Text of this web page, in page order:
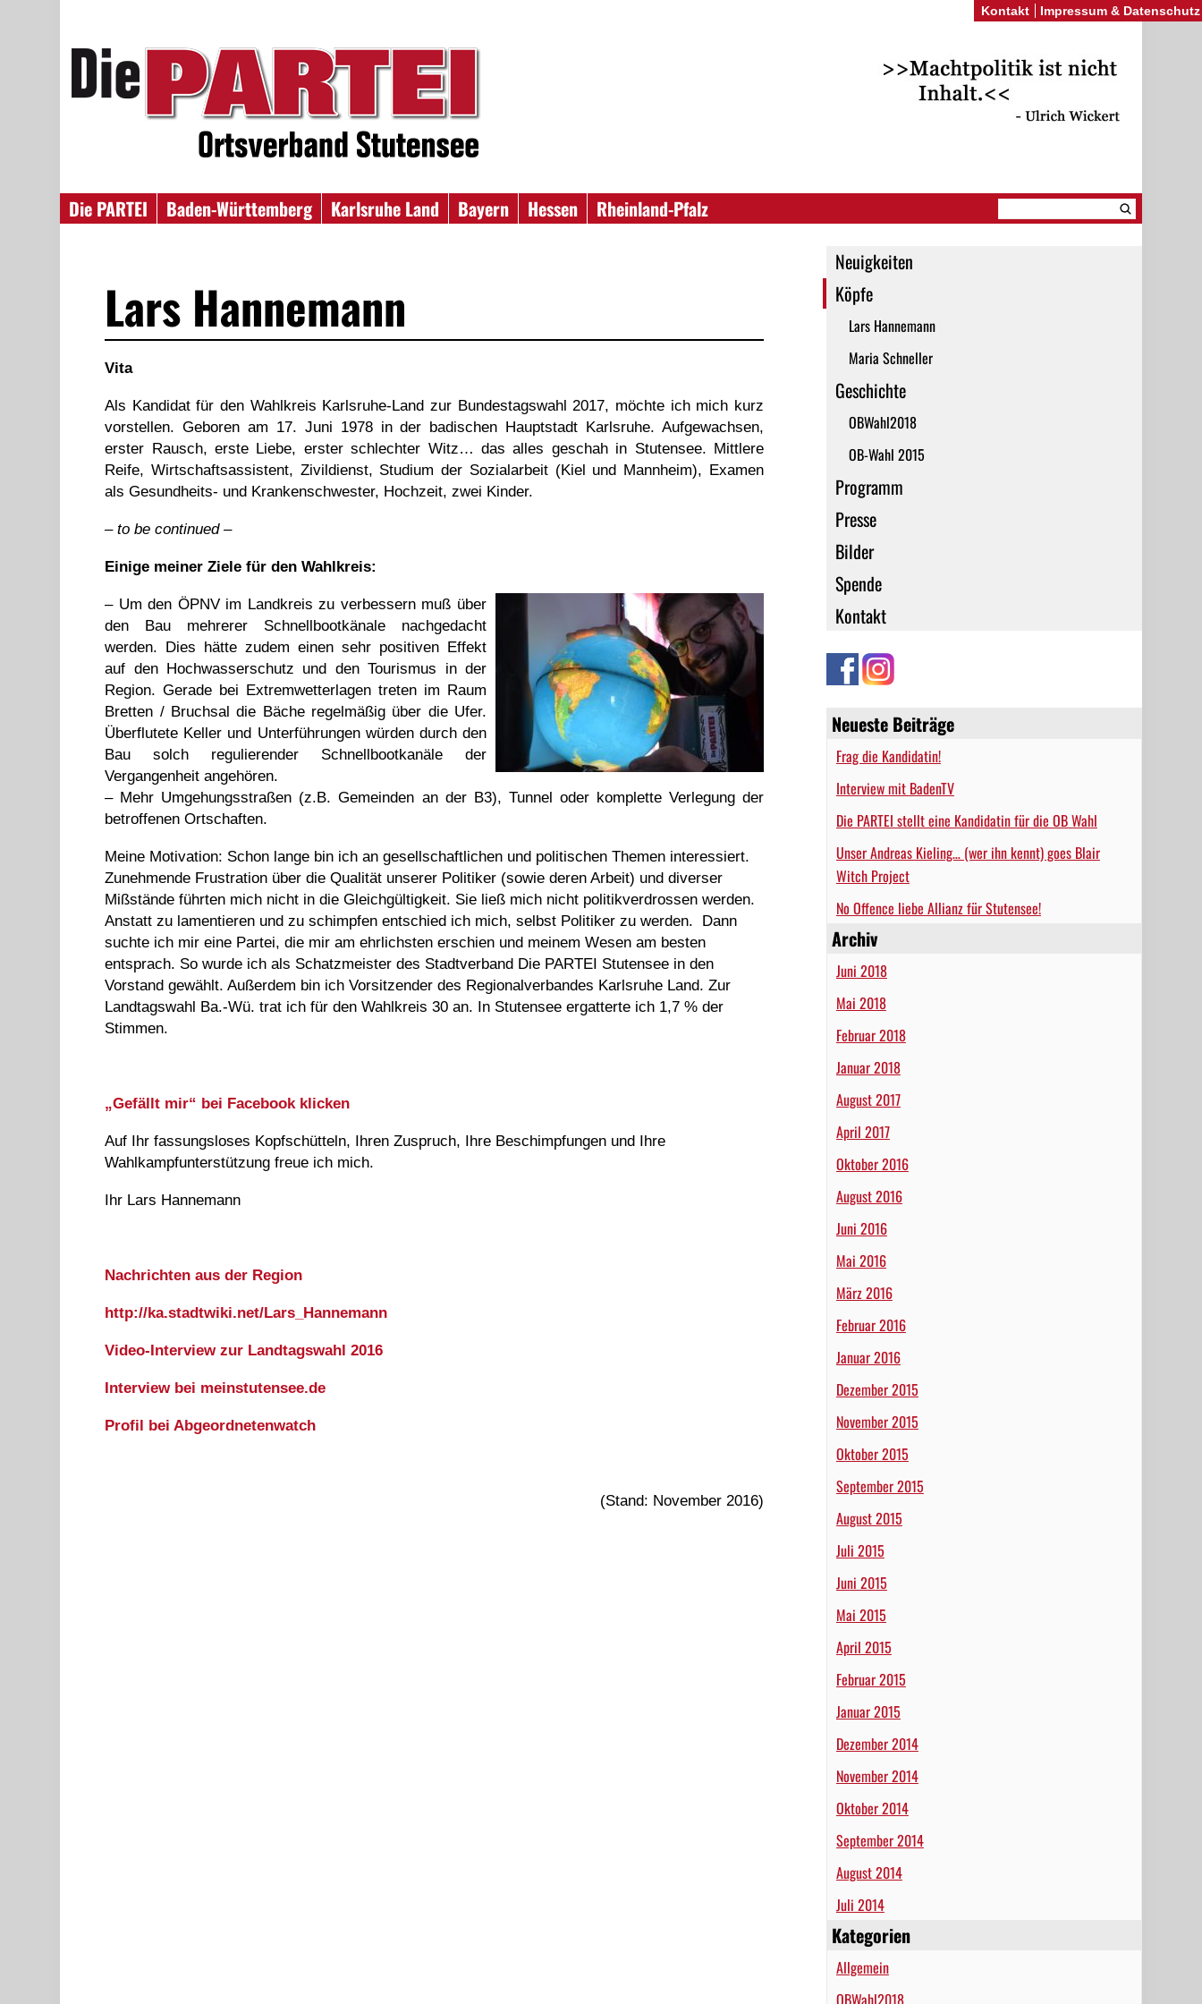
Die PARTEI Baden-Württemberg Karlsruhe Land Bayern Hessen
Rheinland-Pfalz
Neuigkeiten
Köpfe
Lars Hannemann
Maria Schneller
Geschichte
OBWahl2018
OB-Wahl 2015
Programm
Presse
Bilder
Spende
Kontakt
Neueste Beiträge
Frag die Kandidatin!
Interview mit BadenTV
Die PARTEI stellt eine Kandidatin für die OB Wahl
Unser Andreas Kieling… (wer ihn kennt) goes Blair
Witch Project
No Offence liebe Allianz für Stutensee!
Archiv
Juni 2018
Mai 2018
Februar 2018
Januar 2018
August 2017
April 2017
Oktober 2016
August 2016
Juni 2016
Mai 2016
März 2016
Februar 2016
Januar 2016
Dezember 2015
November 2015
Oktober 2015
September 2015
August 2015
Juli 2015
Juni 2015
Mai 2015
April 2015
Februar 2015
Januar 2015
Dezember 2014
November 2014
Oktober 2014
September 2014
August 2014
Juli 2014
Kategorien
Allgemein
OBWahl2018
Lars Hannemann
Vita
Als Kandidat für den Wahlkreis Karlsruhe-Land zur Bundestagswahl 2017, möchte ich mich kurz
vorstellen. Geboren am 17. Juni 1978 in der badischen Hauptstadt Karlsruhe. Aufgewachsen,
erster Rausch, erste Liebe, erster schlechter Witz… das alles geschah in Stutensee. Mittlere
Reife, Wirtschaftsassistent, Zivildienst, Studium der Sozialarbeit (Kiel und Mannheim), Examen
als Gesundheits- und Krankenschwester, Hochzeit, zwei Kinder.
– to be continued –
Einige meiner Ziele für den Wahlkreis:
– Um den ÖPNV im Landkreis zu verbessern muß über
den Bau mehrerer Schnellbootkänale nachgedacht
werden. Dies hätte zudem einen sehr positiven Effekt
auf den Hochwasserschutz und den Tourismus in der
Region. Gerade bei Extremwetterlagen treten im Raum
Bretten / Bruchsal die Bäche regelmäßig über die Ufer.
Überflutete Keller und Unterführungen würden durch den
Bau solch regulierender Schnellbootkanäle der
Vergangenheit angehören.
– Mehr Umgehungsstraßen (z.B. Gemeinden an der B3), Tunnel oder komplette Verlegung der
betroffenen Ortschaften.
Meine Motivation: Schon lange bin ich an gesellschaftlichen und politischen Themen interessiert.
Zunehmende Frustration über die Qualität unserer Politiker (sowie deren Arbeit) und diverser
Mißstände führten mich nicht in die Gleichgültigkeit. Sie ließ mich nicht politikverdrossen werden.
Anstatt zu lamentieren und zu schimpfen entschied ich mich, selbst Politiker zu werden. Dann
suchte ich mir eine Partei, die mir am ehrlichsten erschien und meinem Wesen am besten
entsprach. So wurde ich als Schatzmeister des Stadtverband Die PARTEI Stutensee in den
Vorstand gewählt. Außerdem bin ich Vorsitzender des Regionalverbandes Karlsruhe Land. Zur
Landtagswahl Ba.-Wü. trat ich für den Wahlkreis 30 an. In Stutensee ergatterte ich 1,7 % der
Stimmen.
„Gefällt mir“ bei Facebook klicken
Auf Ihr fassungsloses Kopfschütteln, Ihren Zuspruch, Ihre Beschimpfungen und Ihre
Wahlkampfunterstützung freue ich mich.
Ihr Lars Hannemann
Nachrichten aus der Region
http://ka.stadtwiki.net/Lars_Hannemann
Video-Interview zur Landtagswahl 2016
Interview bei meinstutensee.de
Profil bei Abgeordnetenwatch
(Stand: November 2016)
Kontakt Impressum & Datenschutz